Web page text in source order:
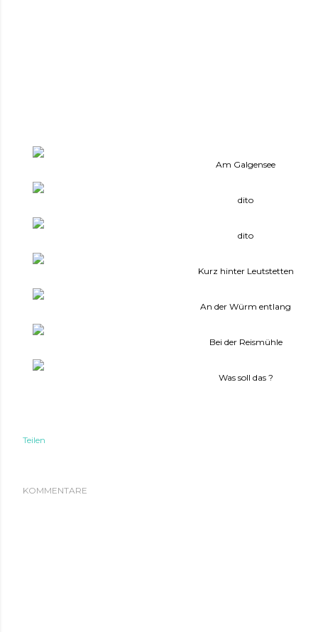
Am Galgensee
dito
dito
Kurz hinter Leutstetten
An der Würm entlang
Bei der Reismühle
Was soll das ?
Teilen
KOMMENTARE